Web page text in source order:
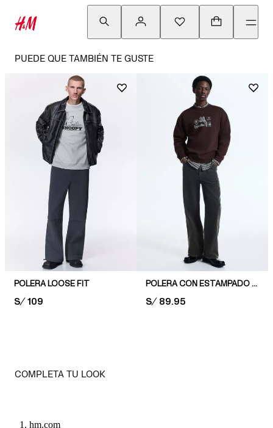
PUEDE QUE TAMBIÉN TE GUSTE
POLERA LOOSE FIT
PRICE:
S/ 109
POLERA CON ESTAMPADO LOOSE FIT
PRICE:
S/ 89.95
COMPLETA TU LOOK
hm.com